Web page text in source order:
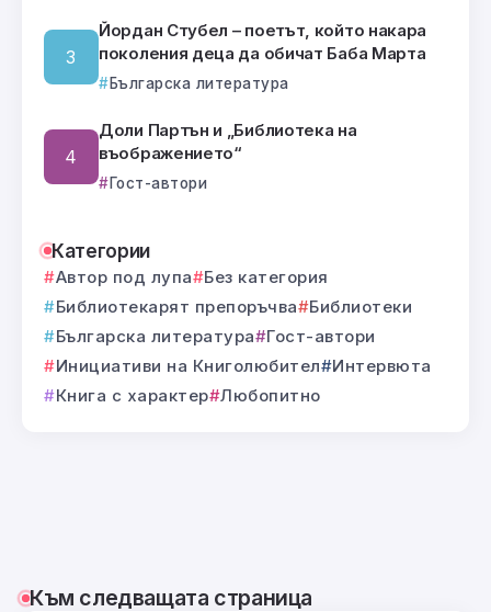
Йордан Стубел – поетът, който накара
поколения деца да обичат Баба Марта
Българска литература
Доли Партън и „Библиотека на
въображението“
Гост-автори
Категории
Автор под лупа
Без категория
Библиотекарят препоръчва
Библиотеки
Българска литература
Гост-автори
Инициативи на Книголюбител
Интервюта
Книга с характер Любопитно
Към следващата страница